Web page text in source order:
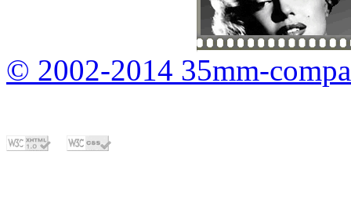
© 2002-2014 35mm-